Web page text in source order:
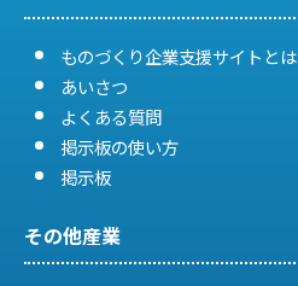
ものづくり企業支援サイトとは
あいさつ
よくある質問
掲示板の使い方
掲示板
その他産業